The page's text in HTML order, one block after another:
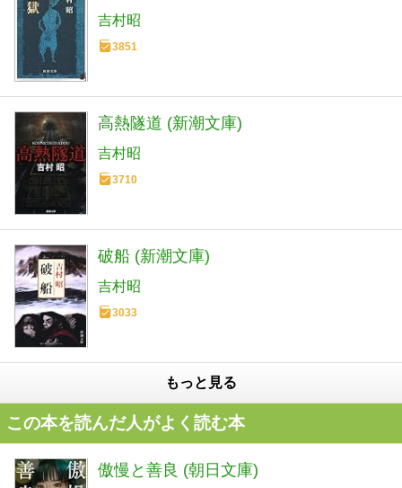
吉村昭
3851
高熱隧道 (新潮文庫)
吉村昭
3710
破船 (新潮文庫)
吉村昭
3033
もっと見る
この本を読んだ人がよく読む本
傲慢と善良 (朝日文庫)